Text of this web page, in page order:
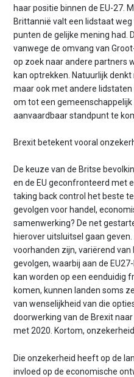
haar positie binnen de EU-27.
Brittannië valt een lidstaat
punten de gelijke mening had.
vanwege de omvang van
op zoek naar andere partners
kan optrekken. Natuurlijk
maar ook met andere
om tot een gemeenschappelijk
aanvaardbaar standpunt te
Brexit betekent vooral
De keuze van de Britse
en de EU geconfronteerd met
taking back control het beste
gevolgen voor handel,
samenwerking? De net
hierover uitsluitsel gaan
voorhanden zijn, variërend
gevolgen, waarbij aan de
kan worden op een eenduidig
komen, kunnen landen soms
van wenselijkheid van die
doorwerking van de Brexit
met 2020. Kortom,
Die onzekerheid heeft op de
invloed op de economische